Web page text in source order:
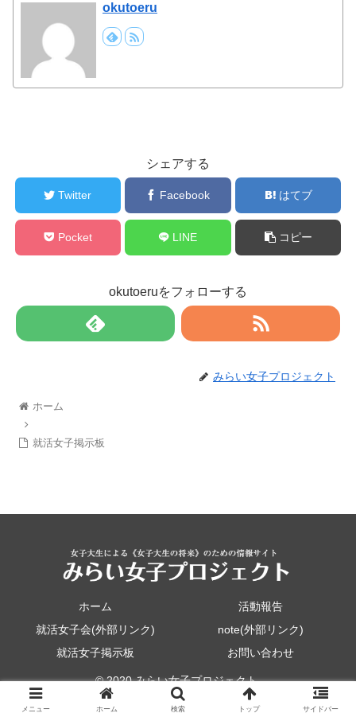
okutoeru
シェアする
Twitter Facebook はてブ
Pocket LINE コピー
okutoeruをフォローする
みらい女子プロジェクト
ホーム
就活女子掲示板
ホーム
活動報告
就活女子会(外部リンク)
note(外部リンク)
就活女子掲示板
お問い合わせ
© 2020 みらい女子プロジェクト.
メニュー ホーム 検索 トップ サイドバー